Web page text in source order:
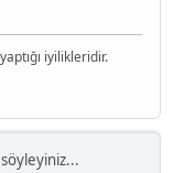
iyilikleridir.